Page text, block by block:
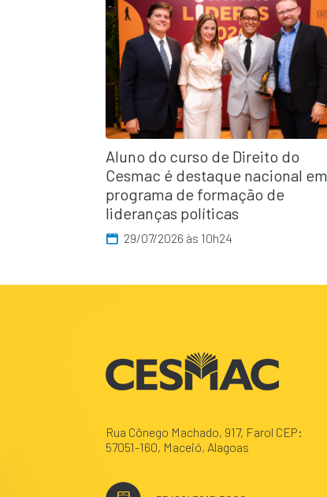
Aluno do curso de Direito do
Cesmac é destaque nacional em
programa de formação de
lideranças políticas
29/07/2026 às 10h24
Rua Cônego Machado, 917, Farol CEP:
57051-160, Maceió, Alagoas